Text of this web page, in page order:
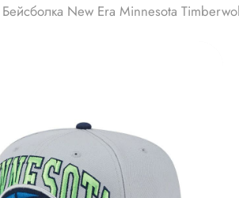
Бейсболка New Era Minnesota